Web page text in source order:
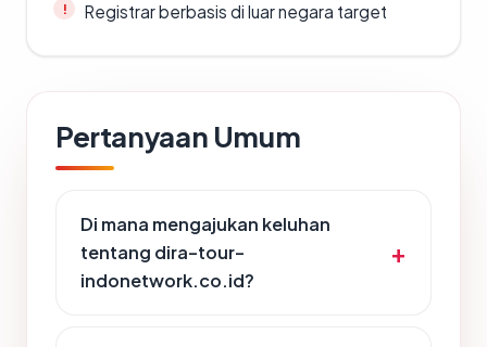
Registrar berbasis di luar negara target
Pertanyaan Umum
Di mana mengajukan keluhan
tentang dira-tour-
indonetwork.co.id?